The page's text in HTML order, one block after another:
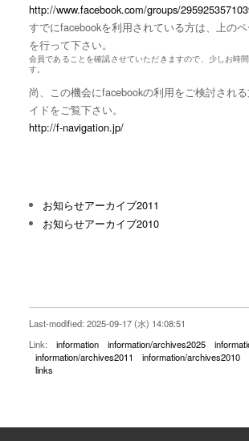
http://www.facebook.com/groups/
すでにfacebookを利用されている方は、上の
を行って下さい。
会員であることを確認させていただきますので、少しお時
す。
尚、この機会にfacebookの利用をご検討され
イドをご覧下さい。
http://f-navigation.jp/
お知らせアーカイブ2011
お知らせアーカイブ2010
Last-modified: 2025-09-17 (水) 14:08:51
Link:
information information/archives2025
information/archives2011
information/archives2010
links